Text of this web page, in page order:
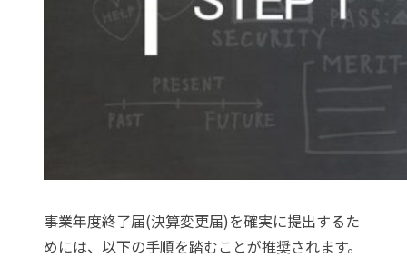
事業年度終了届(決算変更届)を確実に提出するた
めには、以下の手順を踏むことが推奨されます。